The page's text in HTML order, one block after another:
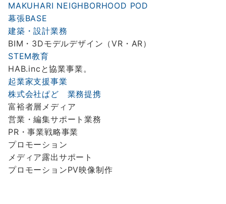
MAKUHARI NEIGHBORHOOD POD
幕張BASE
建築・設計業務
BIM・3Dモデルデザイン（VR・AR）
STEM教育
HAB.incと協業事業。
起業家支援事業
株式会社ぱど 業務提携
富裕者層メディア
営業・編集サポート業務
PR・事業戦略事業
プロモーション
メディア露出サポート
プロモーションPV映像制作